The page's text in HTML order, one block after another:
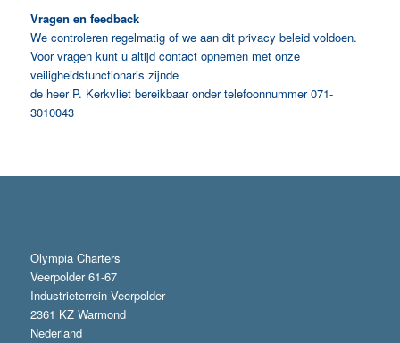
Vragen en feedback
We controleren regelmatig of we aan dit privacy beleid voldoen.
Voor vragen kunt u altijd contact opnemen met onze
veiligheidsfunctionaris zijnde
de heer P. Kerkvliet bereikbaar onder telefoonnummer 071-
3010043
Olympia Charters
Veerpolder 61-67
Industrieterrein Veerpolder
2361 KZ Warmond
Nederland